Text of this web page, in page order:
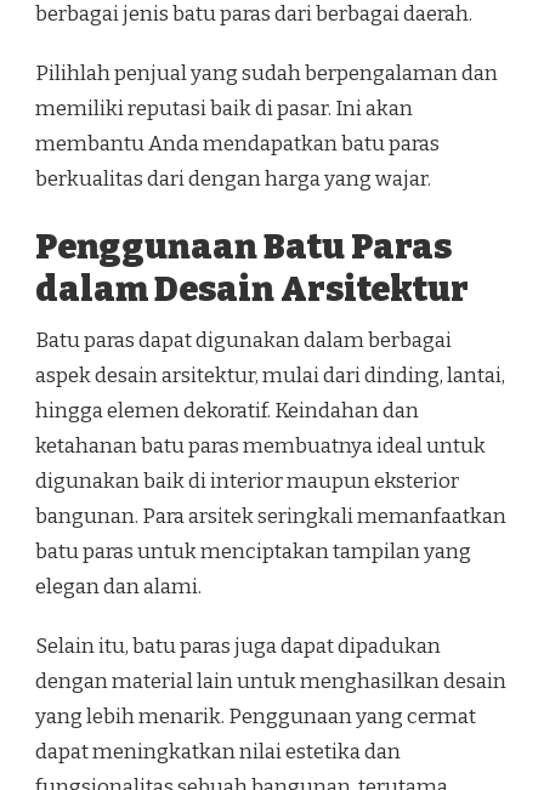
berbagai jenis batu paras dari berbagai daerah.
Pilihlah penjual yang sudah berpengalaman dan
memiliki reputasi baik di pasar. Ini akan
membantu Anda mendapatkan batu paras
berkualitas dari dengan harga yang wajar.
Penggunaan Batu Paras
dalam Desain Arsitektur
Batu paras dapat digunakan dalam berbagai
aspek desain arsitektur, mulai dari dinding, lantai,
hingga elemen dekoratif. Keindahan dan
ketahanan batu paras membuatnya ideal untuk
digunakan baik di interior maupun eksterior
bangunan. Para arsitek seringkali memanfaatkan
batu paras untuk menciptakan tampilan yang
elegan dan alami.
Selain itu, batu paras juga dapat dipadukan
dengan material lain untuk menghasilkan desain
yang lebih menarik. Penggunaan yang cermat
dapat meningkatkan nilai estetika dan